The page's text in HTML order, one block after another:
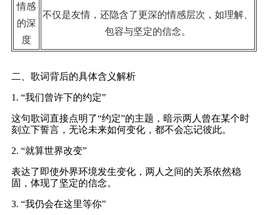
情感
的深
度
不仅是友情，还隐含了更深的情感层次，如理解、
包容与坚定的信念。
二、歌词背后的具体含义解析
1. “我们曾许下的约定”
这句歌词直接点明了“约定”的主题，暗示两人曾在某个时
刻立下誓言，无论未来如何变化，都不会忘记彼此。
2. “就算世界改变”
表达了即使外界环境发生变化，两人之间的关系依然稳
固，体现了坚定的信念。
3. “我仍会在这里等你”